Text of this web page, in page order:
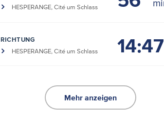
HESPERANGE, Cité um Schlass
RICHTUNG
HESPERANGE, Cité um Schlass
14:47
Mehr anzeigen